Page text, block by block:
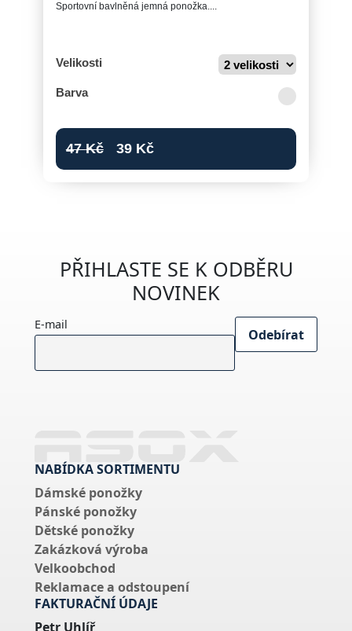
Sportovní bavlněná jemná ponožka....
Velikosti
Barva
47Kč 39 Kč
PŘIHLASTE SE K ODBĚRU
NOVINEK
E-mail
NABÍDKA SORTIMENTU
Dámské ponožky
Pánské ponožky
Dětské ponožky
Zakázková výroba
Velkoobchod
Reklamace a odstoupení
FAKTURAČNÍ ÚDAJE
Petr Uhlíř